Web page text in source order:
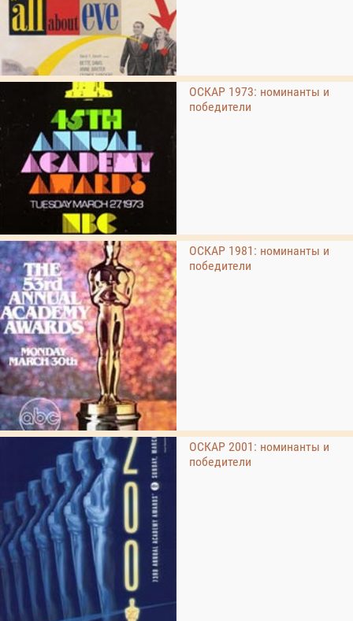
ОСКАР 1973: номинанты и
победители
ОСКАР 1981: номинанты и
победители
ОСКАР 2001: номинанты и
победители